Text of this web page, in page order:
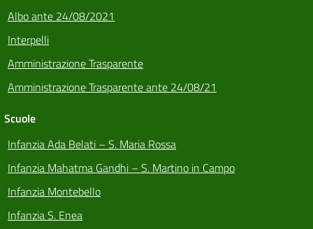
Albo ante 24/08/2021
Interpelli
Amministrazione Trasparente
Amministrazione Trasparente ante 24/08/21
Scuole
Infanzia Ada Belati – S. Maria Rossa
Infanzia Mahatma Gandhi – S. Martino in Campo
Infanzia Montebello
Infanzia S. Enea